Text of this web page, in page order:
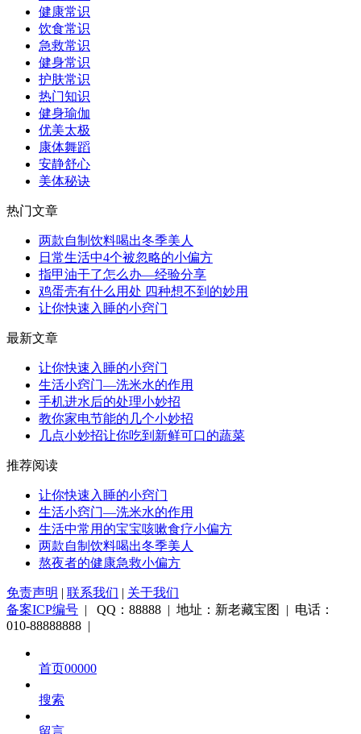
健康常识
饮食常识
急救常识
健身常识
护肤常识
热门知识
健身瑜伽
优美太极
康体舞蹈
安静舒心
美体秘诀
热门文章
两款自制饮料喝出冬季美人
日常生活中4个被忽略的小偏方
指甲油干了怎么办—经验分享
鸡蛋壳有什么用处 四种想不到的妙用
让你快速入睡的小窍门
最新文章
让你快速入睡的小窍门
生活小窍门—洗米水的作用
手机进水后的处理小妙招
教你家电节能的几个小妙招
几点小妙招让你吃到新鲜可口的蔬菜
推荐阅读
让你快速入睡的小窍门
生活小窍门—洗米水的作用
生活中常用的宝宝咳嗽食疗小偏方
两款自制饮料喝出冬季美人
熬夜者的健康急救小偏方
免责声明 | 联系我们 | 关于我们
备案ICP编号 | QQ：88888 | 地址：新老藏宝图 | 电话：
010-88888888 |
首页00000
搜索
留言